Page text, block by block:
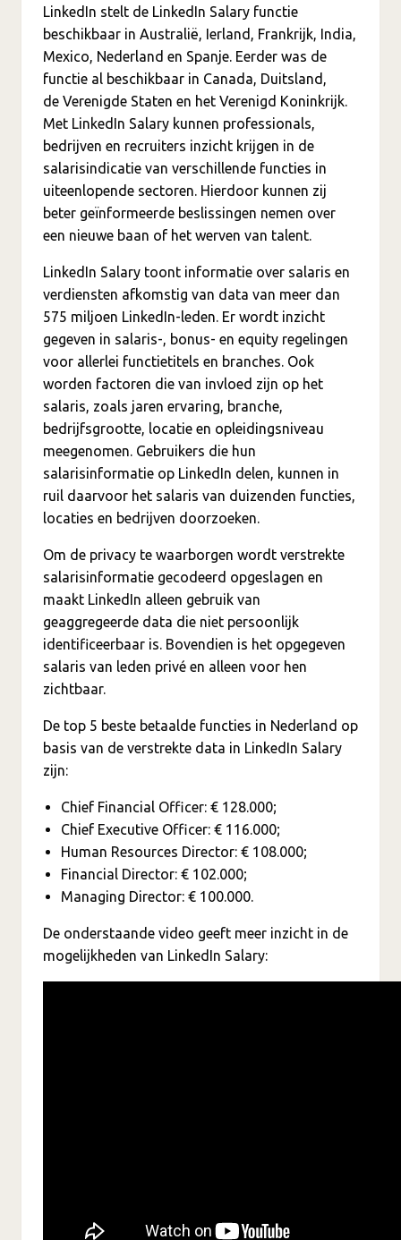
LinkedIn stelt de LinkedIn Salary functie
beschikbaar in Australië, Ierland, Frankrijk, India,
Mexico, Nederland en Spanje. Eerder was de
functie al beschikbaar in Canada, Duitsland,
de Verenigde Staten en het Verenigd Koninkrijk.
Met LinkedIn Salary kunnen professionals,
bedrijven en recruiters inzicht krijgen in de
salarisindicatie van verschillende functies in
uiteenlopende sectoren. Hierdoor kunnen zij
beter geïnformeerde beslissingen nemen over
een nieuwe baan of het werven van talent.
LinkedIn Salary toont informatie over salaris en
verdiensten afkomstig van data van meer dan
575 miljoen LinkedIn-leden. Er wordt inzicht
gegeven in salaris-, bonus- en equity regelingen
voor allerlei functietitels en branches. Ook
worden factoren die van invloed zijn op het
salaris, zoals jaren ervaring, branche,
bedrijfsgrootte, locatie en opleidingsniveau
meegenomen. Gebruikers die hun
salarisinformatie op LinkedIn delen, kunnen in
ruil daarvoor het salaris van duizenden functies,
locaties en bedrijven doorzoeken.
Om de privacy te waarborgen wordt verstrekte
salarisinformatie gecodeerd opgeslagen en
maakt LinkedIn alleen gebruik van
geaggregeerde data die niet persoonlijk
identificeerbaar is. Bovendien is het opgegeven
salaris van leden privé en alleen voor hen
zichtbaar.
De top 5 beste betaalde functies in Nederland op
basis van de verstrekte data in LinkedIn Salary
zijn:
Chief Financial Officer: € 128.000;
Chief Executive Officer: € 116.000;
Human Resources Director: € 108.000;
Financial Director: € 102.000;
Managing Director: € 100.000.
De onderstaande video geeft meer inzicht in de
mogelijkheden van LinkedIn Salary: